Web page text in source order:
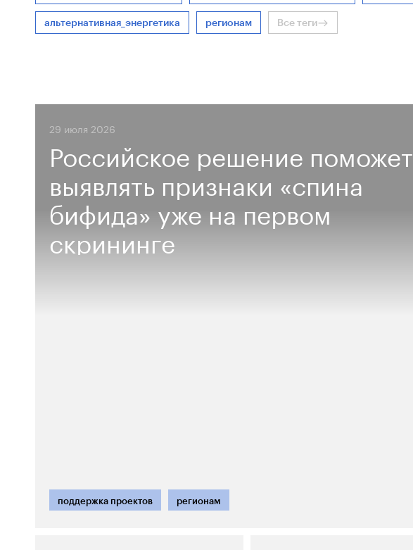
альтернативная_энергетика регионам Все теги
29 июля 2026
Российское решение поможет
выявлять признаки «спина
бифида» уже на первом
скрининге
поддержка проектов регионам